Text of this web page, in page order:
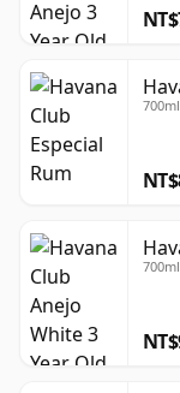
柑橘、熱帶水果
爽的調酒用蘭姆
風格。
Havana Club 3
（Daiquiri）調酒
Old 則呈現更深
Year Old、
的一面，具備更
配層次。
這個品牌的優勢